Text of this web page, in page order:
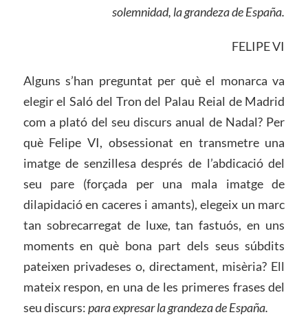
solemnidad, la grandeza de España.
FELIPE VI
Alguns s’han preguntat per què el monarca va
elegir el Saló del Tron del Palau Reial de Madrid
com a plató del seu discurs anual de Nadal? Per
què Felipe VI, obsessionat en transmetre una
imatge de senzillesa després de l’abdicació del
seu pare (forçada per una mala imatge de
dilapidació en caceres i amants), elegeix un marc
tan sobrecarregat de luxe, tan fastuós, en uns
moments en què bona part dels seus súbdits
pateixen privadeses o, directament, misèria? Ell
mateix respon, en una de les primeres frases del
seu discurs:para expresar la grandeza de España.